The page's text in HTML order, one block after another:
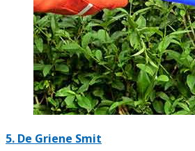
5. De Griene Smit